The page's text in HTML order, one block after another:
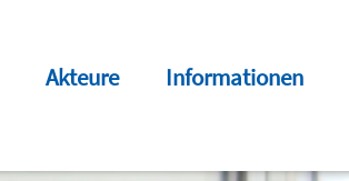
Akteure Informationen